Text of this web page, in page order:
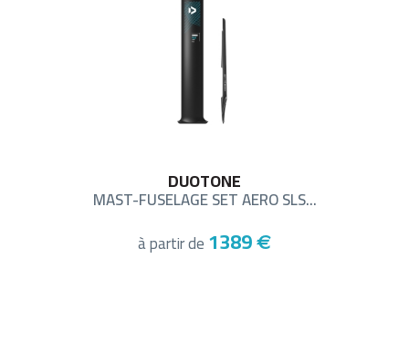
DUOTONE
MAST-FUSELAGE SET AERO SLS...
à partir de1389 €